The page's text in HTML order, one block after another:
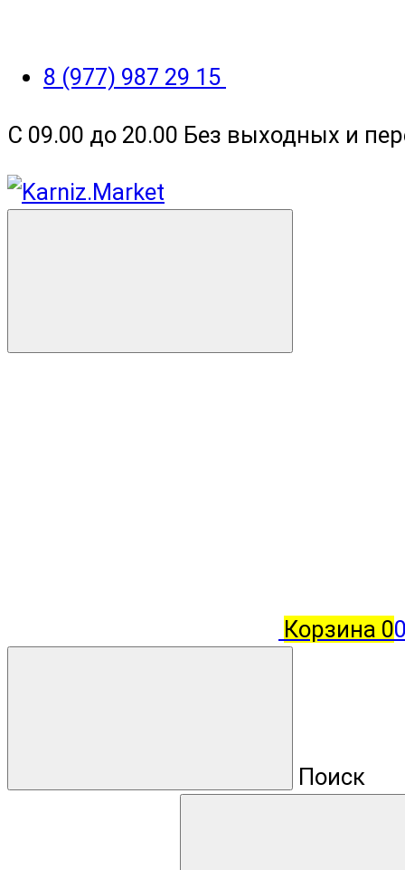
8 (977) 987 29 15
С 09.00 до 20.00 Без выходных и
Корзина 0
Поиск